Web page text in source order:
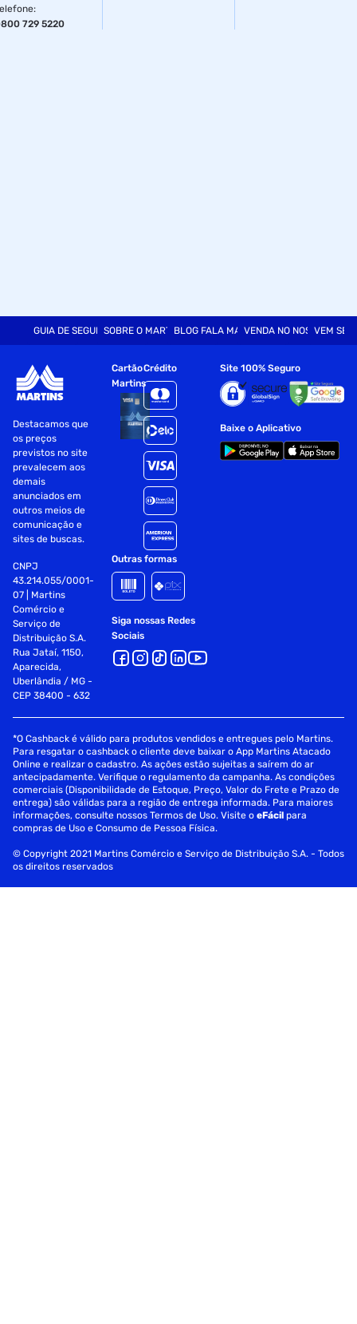
:
729 5220
GUIA DE SEGURANÇASOBRE O MARTINSBLOG FALA MARTVENDA NO NOSSO SITE
VEM SER
Destacamos que
os preços
previstos no site
prevalecem aos
demais
anunciados em
outros meios de
comunicação e
sites de buscas.
CNPJ
43.214.055/0001-
07 | Martins
Comércio e
Serviço de
Distribuição S.A.
Rua Jataí, 1150,
Aparecida,
Uberlândia / MG -
CEP 38400 - 632
Cartão
Martins
Crédito
Outras formas
Siga nossas Redes
Sociais
Site 100% Seguro
Baixe o Aplicativo
*O Cashback é válido para produtos vendidos e entregues pelo Martins.
Para resgatar o cashback o cliente deve baixar o App Martins Atacado
Online e realizar o cadastro. As ações estão sujeitas a saírem do ar
antecipadamente. Verifique o regulamento da campanha. As condições
comerciais (Disponibilidade de Estoque, Preço, Valor do Frete e Prazo de
entrega) são válidas para a região de entrega informada. Para maiores
informações, consulte nossos Termos de Uso. Visite oeFácil para
compras de Uso e Consumo de Pessoa Física.
© Copyright 2021 Martins Comércio e Serviço de Distribuição S.A. - Todos
os direitos reservados